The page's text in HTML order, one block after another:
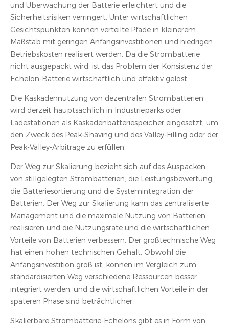
und Überwachung der Batterie erleichtert und die
Sicherheitsrisiken verringert. Unter wirtschaftlichen
Gesichtspunkten können verteilte Pfade in kleinerem
Maßstab mit geringen Anfangsinvestitionen und niedrigen
Betriebskosten realisiert werden. Da die Strombatterie
nicht ausgepackt wird, ist das Problem der Konsistenz der
Echelon-Batterie wirtschaftlich und effektiv gelöst.
Die Kaskadennutzung von dezentralen Strombatterien
wird derzeit hauptsächlich in Industrieparks oder
Ladestationen als Kaskadenbatteriespeicher eingesetzt, um
den Zweck des Peak-Shaving und des Valley-Filling oder der
Peak-Valley-Arbitrage zu erfüllen.
Der Weg zur Skalierung bezieht sich auf das Auspacken
von stillgelegten Strombatterien, die Leistungsbewertung,
die Batteriesortierung und die Systemintegration der
Batterien. Der Weg zur Skalierung kann das zentralisierte
Management und die maximale Nutzung von Batterien
realisieren und die Nutzungsrate und die wirtschaftlichen
Vorteile von Batterien verbessern. Der großtechnische Weg
hat einen hohen technischen Gehalt. Obwohl die
Anfangsinvestition groß ist, können im Vergleich zum
standardisierten Weg verschiedene Ressourcen besser
integriert werden, und die wirtschaftlichen Vorteile in der
späteren Phase sind beträchtlicher.
Skalierbare Strombatterie-Echelons gibt es in Form von